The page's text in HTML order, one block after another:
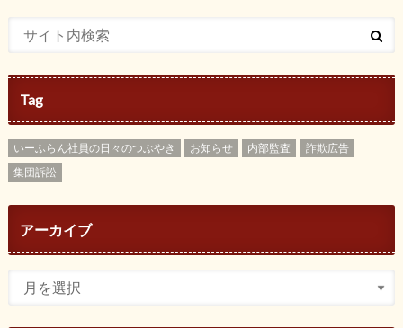
Tag
いーふらん社員の日々のつぶやき お知らせ 内部監査
詐欺広告
集団訴訟
アーカイブ